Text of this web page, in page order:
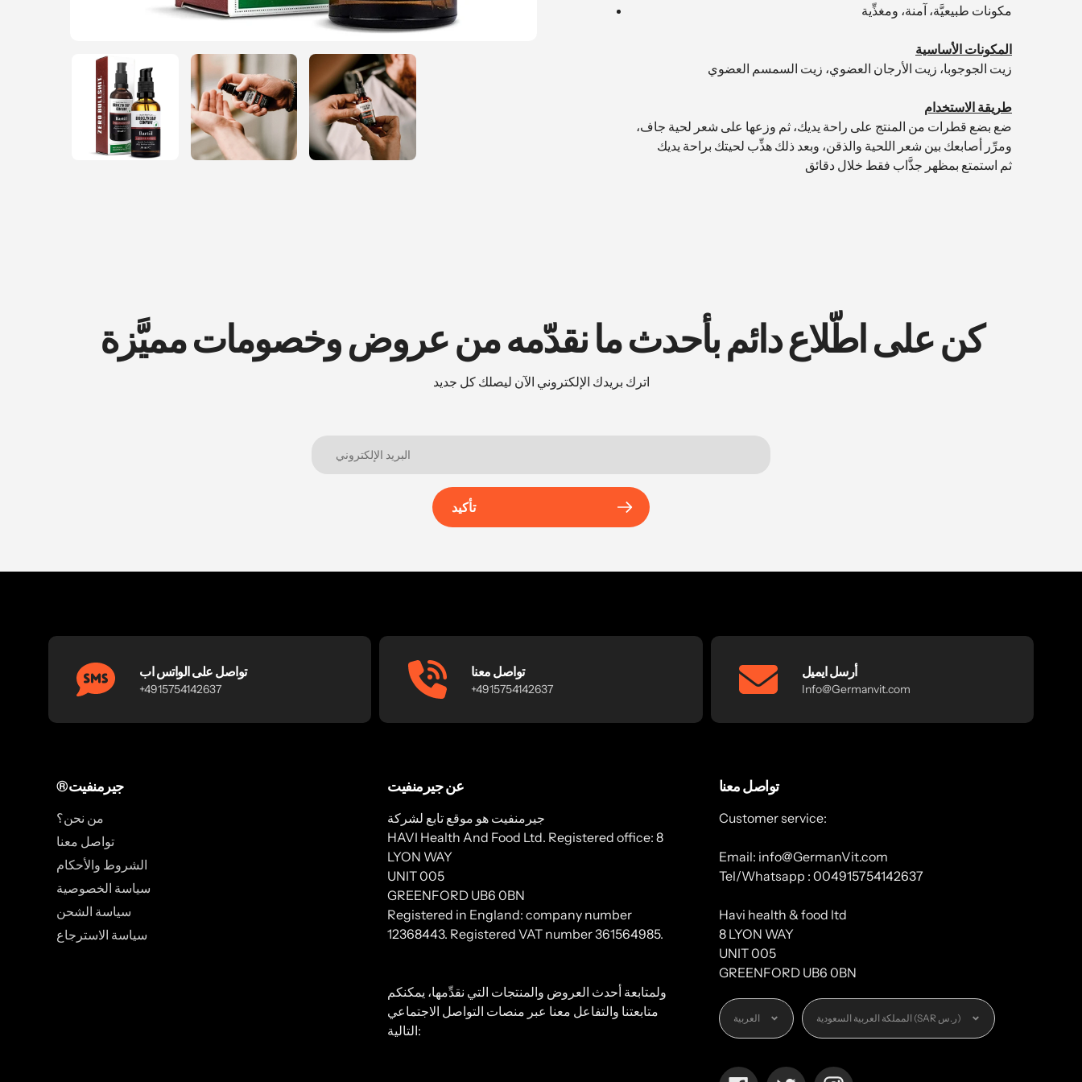
مكونات طبيعيَّة، آمنة، ومغذِّية
المكونات الأساسية
زيت الجوجوبا، زيت الأرجان العضوي، زيت السمسم العضوي
طريقة الاستخدام
ضع بضع قطرات من المنتج على راحة يديك، ثم وزعها على شعر لحية جاف،
ومرِّر أصابعك بين شعر اللحية والذقن، وبعد ذلك هذِّب لحيتك براحة يديك
ثم استمتع بمظهر جذَّاب فقط خلال دقائق
كن على اطّلاع دائم بأحدث ما نقدّمه من عروض وخصومات مميَّزة
اترك بريدك الإلكتروني الآن ليصلك كل جديد
تأكيد
تواصل على الواتس اب
+4915754142637
تواصل معنا
+4915754142637
أرسل ايميل
Info@Germanvit.com
®جيرمنفيت
من نحن؟
تواصل معنا
الشروط والأحكام
سياسة الخصوصية
سياسة الشحن
سياسة الاسترجاع
عن جيرمنفيت
جيرمنفيت هو موقع تابع لشركة
HAVI Health And Food Ltd. Registered office: 8
LYON WAY
UNIT 005
GREENFORD UB6 0BN
Registered in England: company number
12368443. Registered VAT number 361564985.
ولمتابعة أحدث العروض والمنتجات التي نقدِّمها، يمكنكم
متابعتنا والتفاعل معنا عبر منصات التواصل الاجتماعي
التالية:
تواصل معنا
Customer service:
Email: info@GermanVit.com
Tel/Whatsapp : 004915754142637
Havi health & food ltd
8 LYON WAY
UNIT 005
GREENFORD UB6 0BN
اللغة
العربية العملة المملكة العربية السعودية (SAR ر.س)